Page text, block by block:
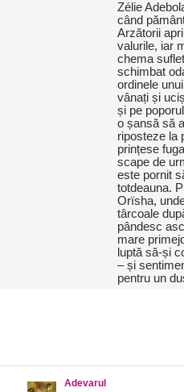
Zélie
când
Arzătorii
valurile, iar
chema
schimbat
ordinele
vânați și
și pe
o șansă să
riposteze la
prințese
scape de
este pornit
totdeauna.
Orïsha,
târcoale
pândesc
mare
luptă să-și
– și
pentru un
Adevarul